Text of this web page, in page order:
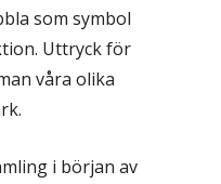
som symbol
Uttryck för
våra olika
i början av